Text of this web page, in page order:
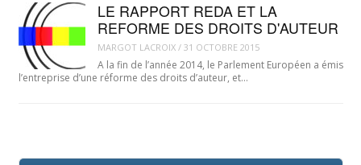
LE RAPPORT REDA ET LA
REFORME DES DROITS D'AUTEUR
MARGOT LACROIX/ 31 OCTOBRE 2015
A la fin de l’année 2014, le Parlement Européen a émis
l’entreprise d’une réforme des droits d’auteur, et…